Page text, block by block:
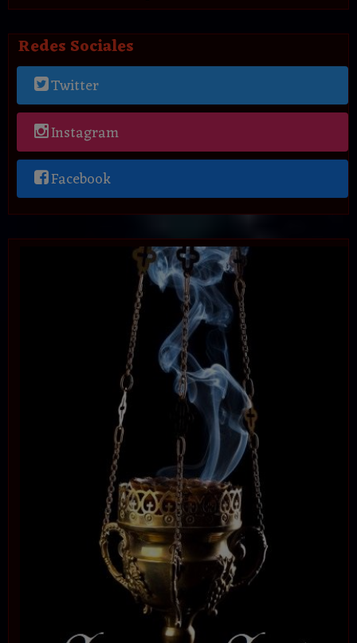
Redes Sociales
Twitter
Instagram
Facebook